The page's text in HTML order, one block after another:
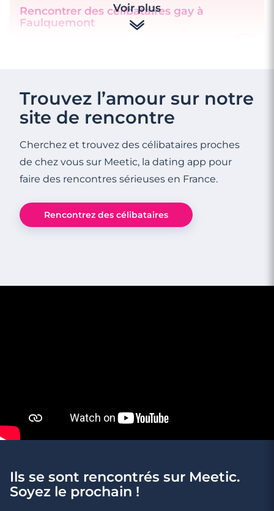
Rencontrer des célibataires gay à Bitche
Rencontrer des célibataires gay à
Faulquemont
Voir plus
Trouvez l’amour sur notre
site de rencontre
Cherchez et trouvez des célibataires proches
de chez vous sur Meetic, la dating app pour
faire des rencontres sérieuses en France.
Rencontrez des célibataires
Ils se sont rencontrés sur Meetic.
Soyez le prochain !